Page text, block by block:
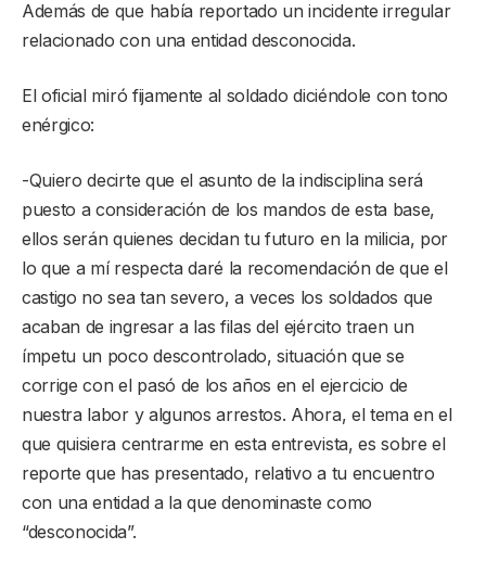
Además de que había reportado un incidente irregular
relacionado con una entidad desconocida.
El oficial miró fijamente al soldado diciéndole con tono
enérgico:
-Quiero decirte que el asunto de la indisciplina será
puesto a consideración de los mandos de esta base,
ellos serán quienes decidan tu futuro en la milicia, por
lo que a mí respecta daré la recomendación de que el
castigo no sea tan severo, a veces los soldados que
acaban de ingresar a las filas del ejército traen un
ímpetu un poco descontrolado, situación que se
corrige con el pasó de los años en el ejercicio de
nuestra labor y algunos arrestos. Ahora, el tema en el
que quisiera centrarme en esta entrevista, es sobre el
reporte que has presentado, relativo a tu encuentro
con una entidad a la que denominaste como
“desconocida”.